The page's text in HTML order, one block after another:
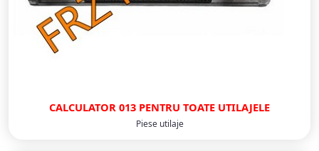
CALCULATOR 013 PENTRU TOATE UTILAJELE
Piese utilaje